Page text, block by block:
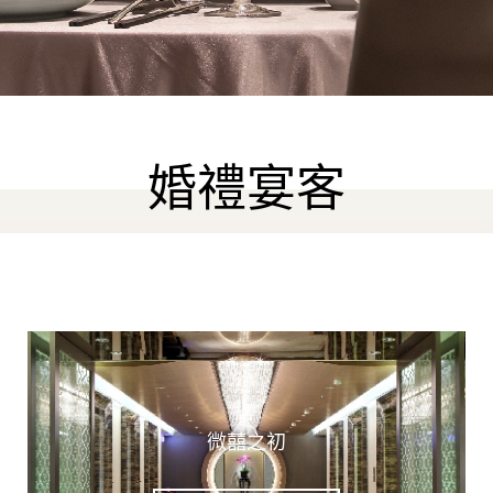
婚禮宴客
微囍之初
保證20萬元以上，享新人香氛洗護禮遇!